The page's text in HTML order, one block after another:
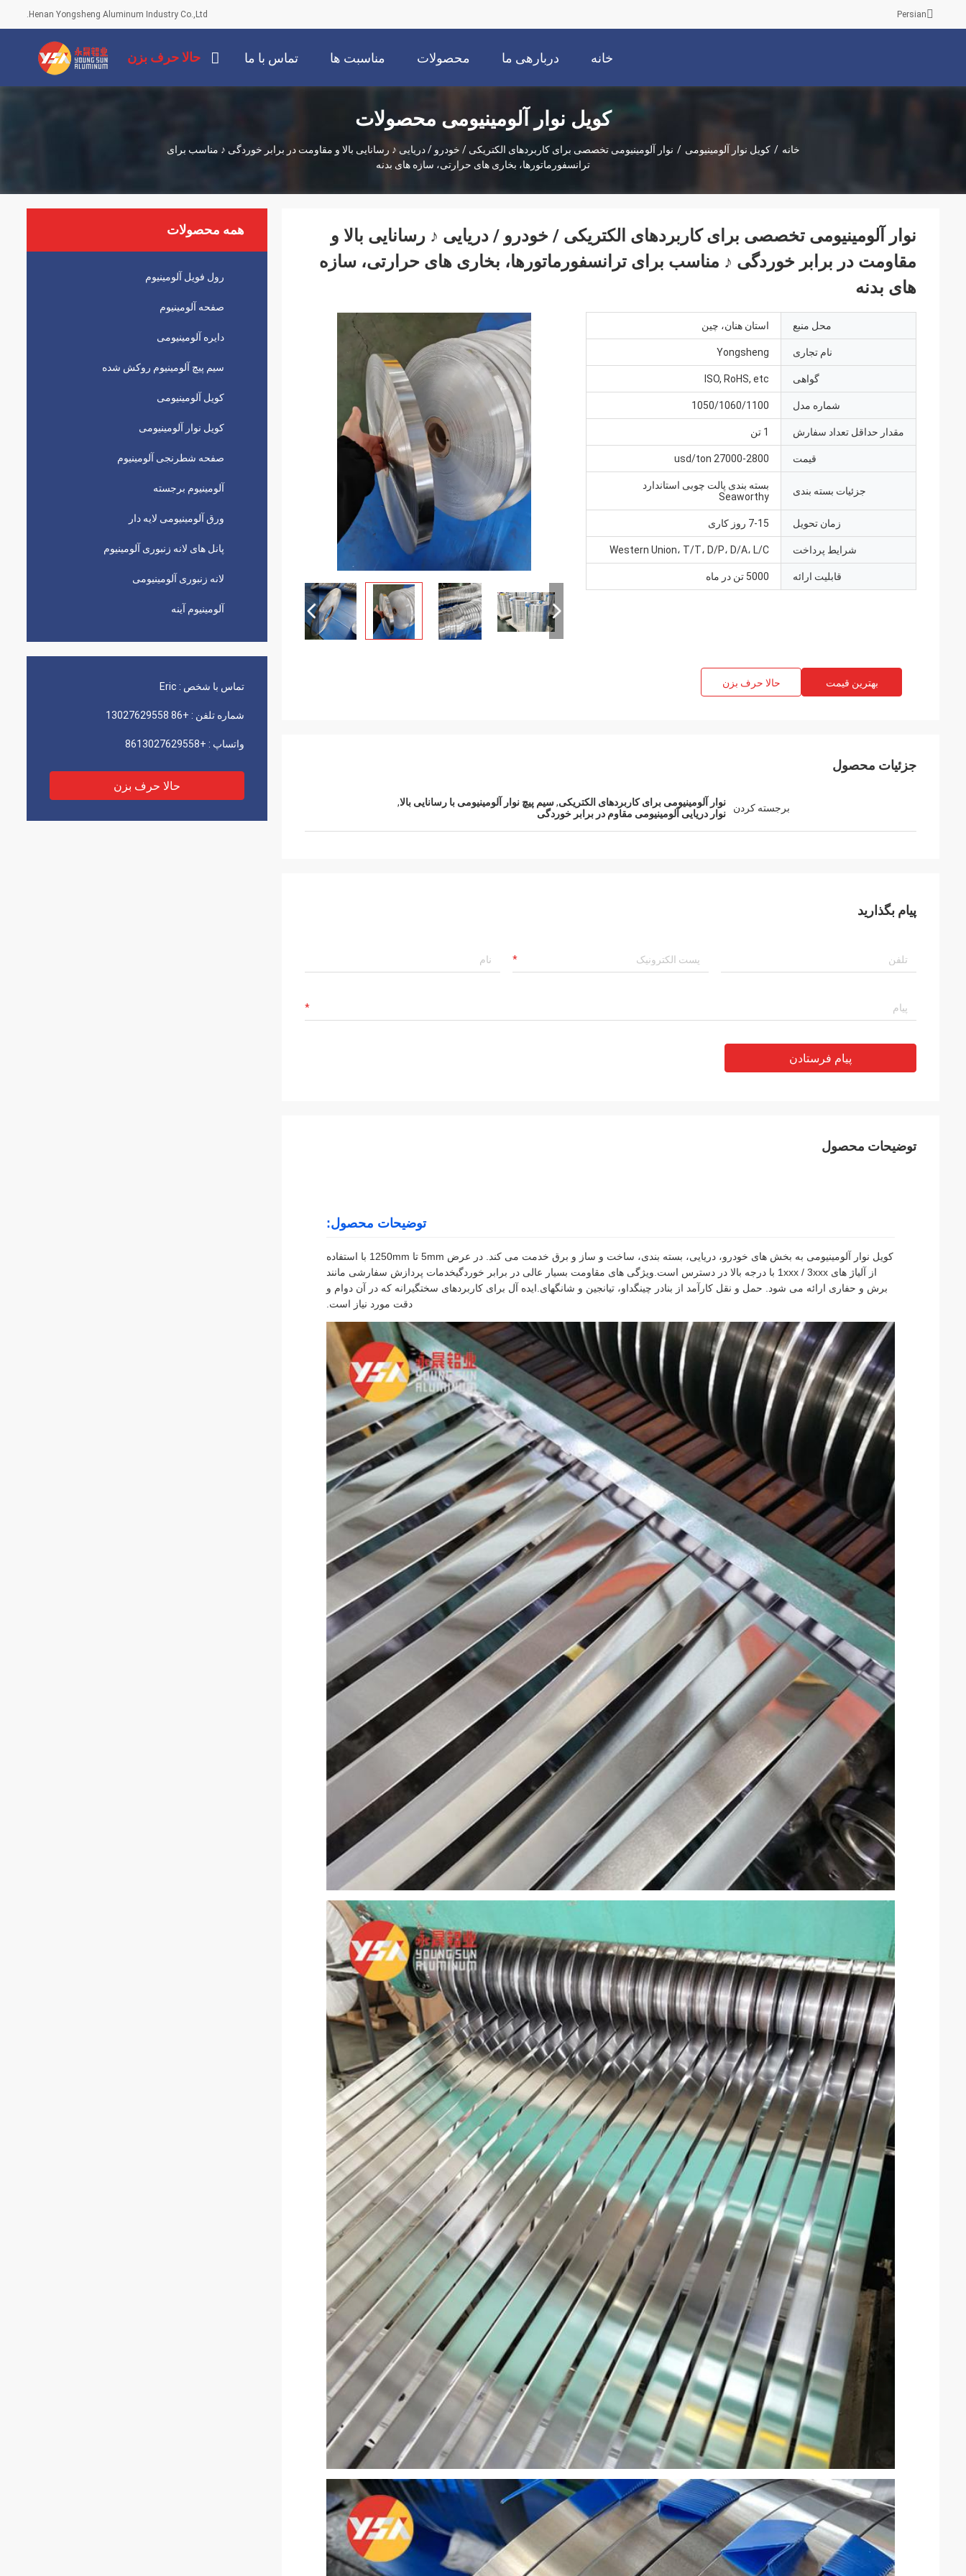
Henan Yongsheng Aluminum Industry Co.,Ltd. Persian
خانه دربارهی ما محصولات مناسبت ها تماس با ما حالا حرف بزن
کویل نوار آلومینیومی محصولات
خانه / کویل نوار آلومینیومی / نوار آلومینیومی تخصصی برای کاربردهای الکتریکی / خودرو / دریایی ♪ رسانایی بالا و مقاومت در برابر خوردگی ♪ مناسب برای
ترانسفورماتورها، بخاری های حرارتی، سازه های بدنه
همه محصولات
رول فویل آلومینیوم
صفحه آلومینیوم
دایره آلومینیومی
سیم پیچ آلومینیوم روکش شده
کویل آلومینیومی
کویل نوار آلومینیومی
صفحه شطرنجی آلومینیوم
آلومینیوم برجسته
ورق آلومینیومی لایه دار
پانل های لانه زنبوری آلومینیوم
لانه زنبوری آلومینیومی
آلومینیوم آینه
تماس با شخص : Eric
شماره تلفن : +86 13027629558
واتساپ : +8613027629558
حالا حرف بزن
نوار آلومینیومی تخصصی برای کاربردهای الکتریکی / خودرو / دریایی ♪ رسانایی بالا و
مقاومت در برابر خوردگی ♪ مناسب برای ترانسفورماتورها، بخاری های حرارتی، سازه
های بدنه
محل منبع استان هنان، چین
نام تجاری Yongsheng
گواهی ISO, RoHS, etc
شماره مدل 1050/1060/1100
مقدار حداقل تعداد سفارش 1 تن
قیمت 27000-2800 usd/ton
جزئیات بسته بندی
بسته بندی پالت چوبی استاندارد
Seaworthy
زمان تحویل 7-15 روز کاری
شرایط پرداخت Western Union، T/T، D/P، D/A، L/C
قابلیت ارائه 5000 تن در ماه
بهترین قیمت حالا حرف بزن
جزئیات محصول
برجسته کردن نوار آلومینیومی برای کاربردهای الکتریکی,سیم پیچ نوار آلومینیومی با رسانایی بالا,
نوار دریایی آلومینیومی مقاوم در برابر خوردگی
پیام بگذارید
پیام فرستادن
توضیحات محصول
توضیحات محصول:
کویل نوار آلومینیومی به بخش های خودرو، دریایی، بسته بندی، ساخت و ساز و برق خدمت می کند. در عرض 5mm تا 1250mm با استفاده
از آلیاژ های 1xxx / 3xxx با درجه بالا در دسترس است.ویژگی های مقاومت بسیار عالی در برابر خوردگیخدمات پردازش سفارشی مانند
برش و حفاری ارائه می شود. حمل و نقل کارآمد از بنادر چینگداو، تیانجین و شانگهای.ایده آل برای کاربردهای سختگیرانه که در آن دوام و
دقت مورد نیاز است.